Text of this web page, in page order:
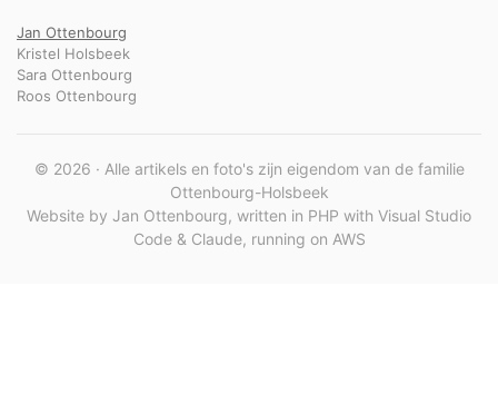
Jan Ottenbourg
Kristel Holsbeek
Sara Ottenbourg
Roos Ottenbourg
© 2026 · Alle artikels en foto's zijn eigendom van de familie
Ottenbourg-Holsbeek
Website by Jan Ottenbourg, written in PHP with Visual Studio
Code & Claude, running on AWS